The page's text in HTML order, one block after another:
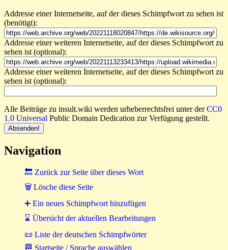
Addresse einer Internetseite, auf der dieses Schimpfwort zu sehen ist
(benötigt):
Addresse einer weiteren Internetseite, auf der dieses Schimpfwort zu
sehen ist (optional):
Addresse einer weiteren Internetseite, auf der dieses Schimpfwort zu
sehen ist (optional):
Alle Beiträge zu insult.wiki werden urheberrechtsfrei unter derCC0
1.0 Universal Public Domain Dedication zur Verfügung gestellt.
Navigation
🔙 Zurück zur Seite über dieses Wort
🗑 Lösche diese Seite
➕ Ein neues Schimpfwort hinzufügen
⌛ Übersicht der aktuellen Bearbeitungen
📜 Liste der deutschen Schimpfwörter
🏁 Startseite / Sprache auswählen